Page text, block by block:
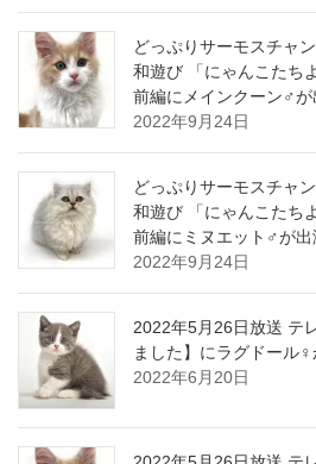
どっぷりサーモスチャ
和遊び 「にゃんこたち
前編にメインクーン♂が
2022年9月24日
どっぷりサーモスチャ
和遊び 「にゃんこたち
前編にミヌエット♂が出
2022年9月24日
2022年5月26日放送 テ
ました】にラグドール
2022年6月20日